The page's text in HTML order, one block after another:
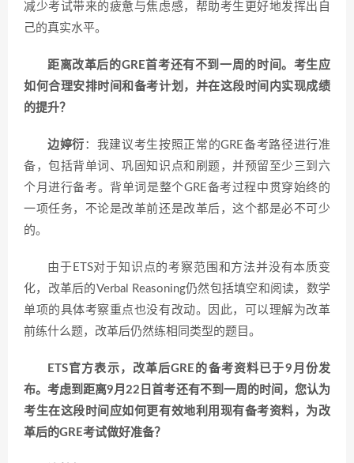
减少考试带来的疲惫与焦虑感，帮助考生更好地发挥出自
己的真实水平。
距离改革后的GRE首考还有不到一周的时间。考生应
如何合理安排时间和备考计划，并在这段时间内实现成绩
的提升？
边婷衍 ：我建议考生按照正常的GRE备考路径进行准
备，包括背单词、巩固知识点和刷题，并预留至少三到六
个月进行备考。背单词是整个GRE备考过程中贯穿始终的
一项任务，不论是改革前还是改革后，这个都是必不可少
的。
由于ETS对于知识点的考察范围和方法并没有本质变
化，改革后的Verbal Reasoning仍然包括填空和阅读，数学
单项的具体考察重点也没有改动。因此，可以理解为改革
前练什么题，改革后仍然练相同类型的题目。
ETS官方表示，改革后GRE的备考资料已于9月份发
布。考虑到距离9月22日首考还有不到一周的时间，您认为
考生在这段时间应如何更有效地利用现有备考资料，为改
革后的GRE考试做好准备？